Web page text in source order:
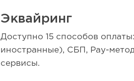
Эквайринг
Доступно 15 способов
иностранные), СБП, Pay-
сервисы.